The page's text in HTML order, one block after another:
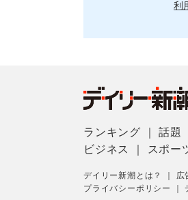
利
ランキング ｜話題
ビジネス
スポー
デイリー新潮とは？ 広
プライバシーポリシー
｜